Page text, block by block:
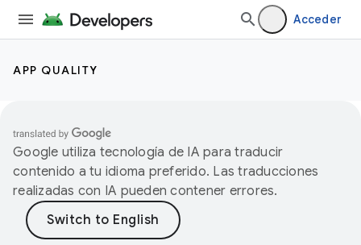
Acceder
APP QUALITY
Google utiliza tecnología de IA para traducir
contenido a tu idioma preferido. Las traducciones
realizadas con IA pueden contener errores.